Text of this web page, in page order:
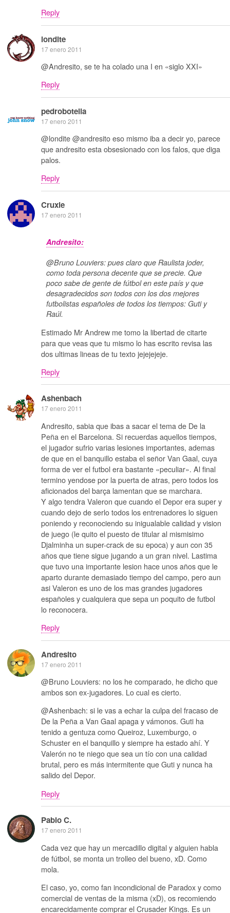
Reply
londite
17 enero 2011
@Andresito, se te ha colado una I en «siglo XXI»
Reply
pedrobotella
17 enero 2011
@londite @andresito eso mismo iba a decir yo, parece
que andresito esta obsesionado con los falos, que diga
palos.
Reply
Cruxie
17 enero 2011
Andresito:
@Bruno Louviers: pues claro que Raulista joder,
como toda persona decente que se precie. Que
poco sabe de gente de fútbol en este país y que
desagradecidos son todos con los dos mejores
futbolistas españoles de todos los tiempos: Guti y
Raúl.
Estimado Mr Andrew me tomo la libertad de citarte
para que veas que tu mismo lo has escrito revisa las
dos ultimas lineas de tu texto jejejejeje.
Reply
Ashenbach
17 enero 2011
Andresito, sabia que ibas a sacar el tema de De la
Peña en el Barcelona. Si recuerdas aquellos tiempos,
el jugador sufrio varias lesiones importantes, ademas
de que en el banquillo estaba el señor Van Gaal, cuya
forma de ver el futbol era bastante «peculiar». Al final
termino yendose por la puerta de atras, pero todos los
aficionados del barça lamentan que se marchara.
Y algo tendra Valeron que cuando el Depor era super y
cuando dejo de serlo todos los entrenadores lo siguen
poniendo y reconociendo su inigualable calidad y vision
de juego (le quito el puesto de titular al mismisimo
Djalminha un super-crack de su epoca) y aun con 35
años que tiene sigue jugando a un gran nivel. Lastima
que tuvo una importante lesion hace unos años que le
aparto durante demasiado tiempo del campo, pero aun
asi Valeron es uno de los mas grandes jugadores
españoles y cualquiera que sepa un poquito de futbol
lo reconocera.
Reply
Andresito
17 enero 2011
@Bruno Louviers: no los he comparado, he dicho que
ambos son ex-jugadores. Lo cual es cierto.
@Ashenbach: si le vas a echar la culpa del fracaso de
De la Peña a Van Gaal apaga y vámonos. Guti ha
tenido a gentuza como Queiroz, Luxemburgo, o
Schuster en el banquillo y siempre ha estado ahí. Y
Valerón no te niego que sea un tío con una calidad
brutal, pero es más intermitente que Guti y nunca ha
salido del Depor.
Reply
Pablo C.
17 enero 2011
Cada vez que hay un mercadillo digital y alguien habla
de fútbol, se monta un trolleo del bueno, xD. Como
mola.
El caso, yo, como fan incondicional de Paradox y como
comercial de ventas de la misma (xD), os recomiendo
encarecidamente comprar el Crusader Kings. Es un